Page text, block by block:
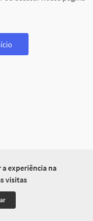
experiência na
visitas